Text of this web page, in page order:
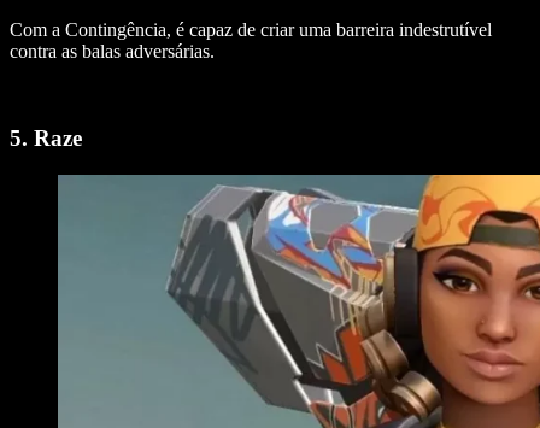
Com a Contingência, é capaz de criar uma barreira indestrutível
contra as balas adversárias.
5. Raze